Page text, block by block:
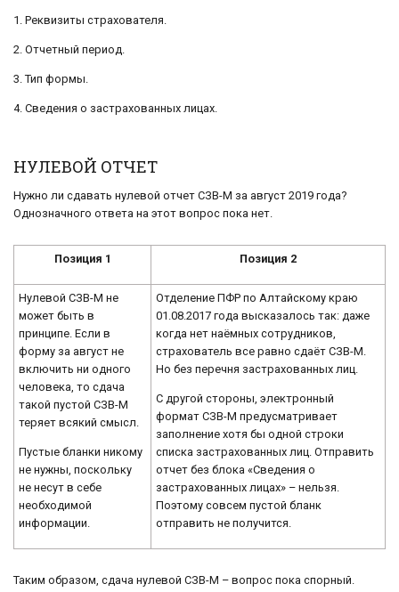
1. Реквизиты страхователя.
2. Отчетный период.
3. Тип формы.
4. Сведения о застрахованных лицах.
НУЛЕВОЙ ОТЧЕТ
Нужно ли сдавать нулевой отчет СЗВ-М за август 2019 года?
Однозначного ответа на этот вопрос пока нет.
Позиция 1 Позиция 2
Нулевой СЗВ-М не
может быть в
принципе. Если в
форму за август не
включить ни одного
человека, то сдача
такой пустой СЗВ-М
теряет всякий смысл.
Пустые бланки никому
не нужны, поскольку
не несут в себе
необходимой
информации.
Отделение ПФР по Алтайскому краю
01.08.2017 года высказалось так: даже
когда нет наёмных сотрудников,
страхователь все равно сдаёт СЗВ-М.
Но без перечня застрахованных лиц.
С другой стороны, электронный
формат СЗВ-М предусматривает
заполнение хотя бы одной строки
списка застрахованных лиц. Отправить
отчет без блока «Сведения о
застрахованных лицах» – нельзя.
Поэтому совсем пустой бланк
отправить не получится.
Таким образом, сдача нулевой СЗВ-М – вопрос пока спорный.